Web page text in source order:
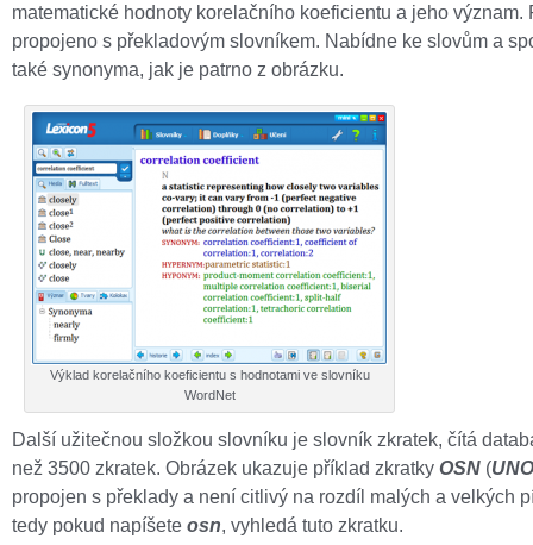
matematické hodnoty korelačního koeficientu a jeho význam.
propojeno s překladovým slovníkem. Nabídne ke slovům a
také synonyma, jak je patrno z obrázku.
Výklad korelačního koeficientu s hodnotami ve slovníku
WordNet
Další užitečnou složkou slovníku je slovník zkratek, čítá
než 3500 zkratek. Obrázek ukazuje příklad zkratky OSN (UNO
propojen s překlady a není citlivý na rozdíl malých a velkých
tedy pokud napíšete osn, vyhledá tuto zkratku.